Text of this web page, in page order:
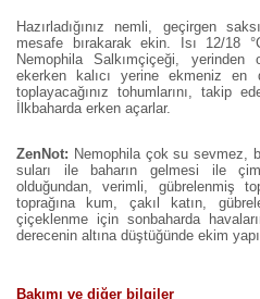
Hazırladığınız nemli, geçirgen
mesafe bırakarak ekin. Isı 12/18
Nemophila Salkımçiçeği,
ekerken kalıcı yerine ekmeniz en
toplayacağınız tohumlarını, takip
İlkbaharda erken açarlar.
ZenNot: Nemophila çok su sevmez,
suları ile baharın gelmesi ile
olduğundan, verimli, gübrelenmiş
toprağına kum, çakıl katın,
çiçeklenme için sonbaharda
derecenin altına düştüğünde ekim
Bakımı ve diğer bilgiler